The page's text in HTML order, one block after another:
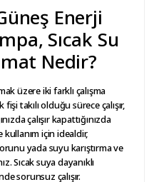
Enerji
Sıcak Su
Nedir?
üzere iki farklı çalışma
takılı olduğu sürece çalışır,
çalışır kapattığınızda
için idealdir,
yada suyu karıştırma ve
Sıcak suya dayanıklı
sorunsuz çalışır.